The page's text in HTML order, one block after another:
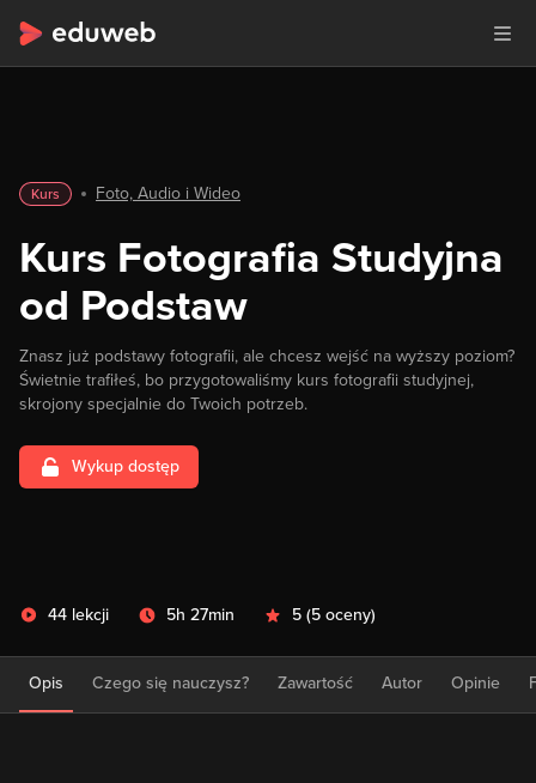
Kurs Foto, Audio i Wideo
Kurs Fotografia Studyjna
od Podstaw
Znasz już podstawy fotografii, ale chcesz wejść na wyższy poziom?
Świetnie trafiłeś, bo przygotowaliśmy kurs fotografii studyjnej,
skrojony specjalnie do Twoich potrzeb.
Wykup dostęp
44 lekcji 5h 27min 5 (5 oceny)
Opis Czego się nauczysz? Zawartość Autor Opinie